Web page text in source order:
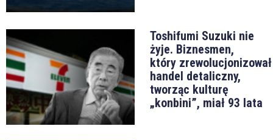
Toshifumi Suzuki nie
żyje. Biznesmen,
który zrewolucjonizował
handel detaliczny,
tworząc kulturę
„konbini”, miał 93 lata